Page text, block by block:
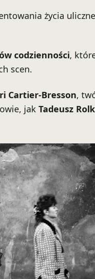
życia
codzienności,
scen.
Cartier-Bresson,
jak Tadeusz